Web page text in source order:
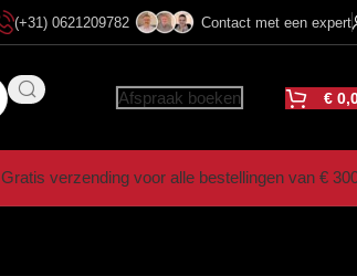
(+31) 0621209782 Contact met een expert
Afspraak boeken €
Gratis verzending voor alle bestellingen van €